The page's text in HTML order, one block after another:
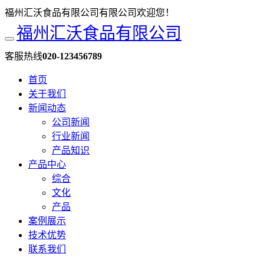
福州汇沃食品有限公司有限公司欢迎您！
福州汇沃食品有限公司
客服热线020-123456789
首页
关于我们
新闻动态
公司新闻
行业新闻
产品知识
产品中心
综合
文化
产品
案例展示
技术优势
联系我们